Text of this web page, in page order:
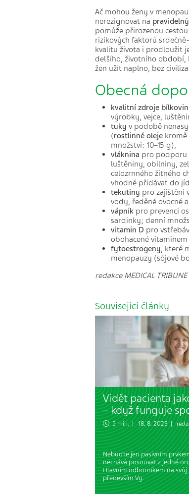
Ač mohou ženy v
nerezignovat na
pomůže přirozenou
rizikových faktorů
kvalitu života i prodloužit
delšího, životního období,
žen užít naplno, bez
Obecná
kvalitní zdroje bílkovin
výrobky, vejce,
tuky v podobě
(rostlinné oleje
množství: 10–15 g),
vláknina pro podporu
luštěniny, obilniny,
celozrnného žitného
vhodné přidávat do
tekutiny pro zajištění
vody, ředěné ovocné
vápník pro prevenci
sardinky; denní
vitamin D pro
obohacené
fytoestrogeny, které
menopauzy (sójové
redakce MEDICAL TRIBUNE
Související články
Vidět pacienta
– když funguje
5 min. | 18. 8. 2023 |
Nebuďte jen pasivním
nechává posouvat z jedné
Hlavním odborníkem na svůj
především Vy.